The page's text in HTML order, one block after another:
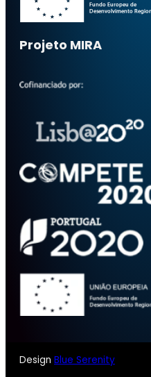
Projeto MIRA
Design Blue Serenity